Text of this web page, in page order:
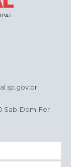
Sab-Dom-Fer